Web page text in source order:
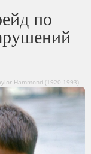
по
Hammond (1920-1993)